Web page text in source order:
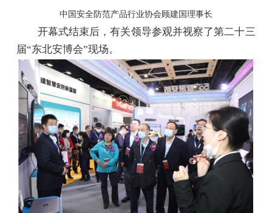
中国安全防范产品行业协会顾建国理事长
开幕式结束后，有关领导参观并视察了第二十三
届“东北安博会”现场。